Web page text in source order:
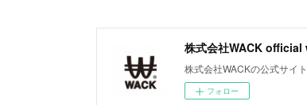
株式会社WACK
株式会社WACKの公式サイ
フォロー